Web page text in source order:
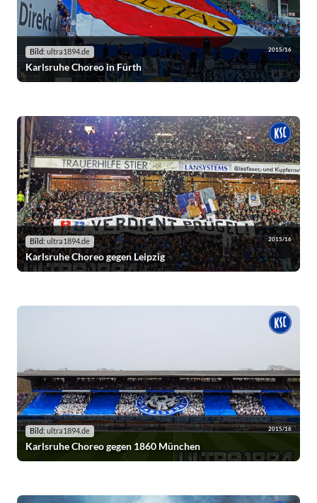
Bild: ultra1894.de 2015/16
Karlsruhe Choreo in Fürth
Bild: ultra1894.de 2015/16
Karlsruhe Choreo gegen Leipzig
Bild: ultra1894.de 2015/16
Karlsruhe Choreo gegen 1860 München